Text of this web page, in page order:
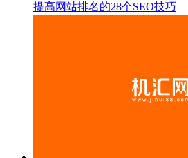
提高网站排名的28个SEO技巧